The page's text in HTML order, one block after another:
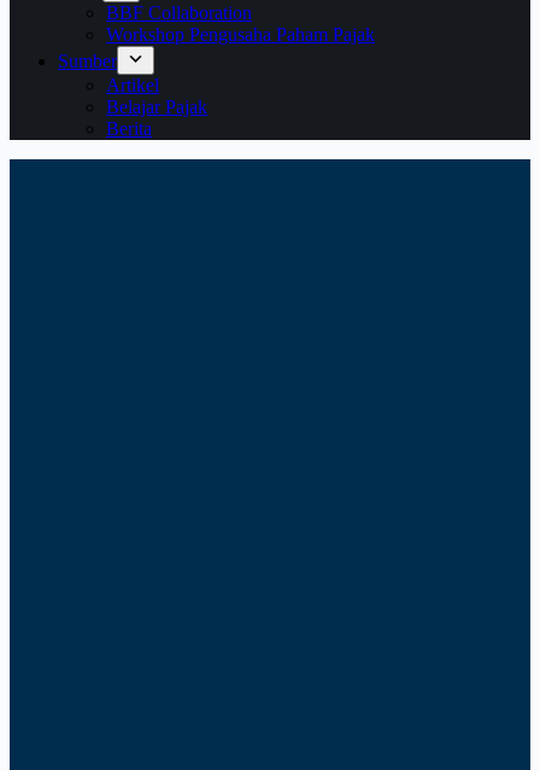
BBF Collaboration
Workshop Pengusaha Paham Pajak
Sumber
Artikel
Belajar Pajak
Berita